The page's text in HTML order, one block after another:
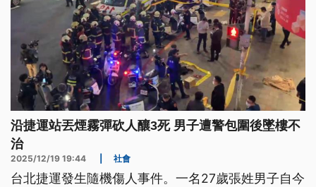
沿捷運站丟煙霧彈砍人釀3死 男子遭警包圍後墜樓不
治
2025/12/19 19:44 社會
台北捷運發生隨機傷人事件。一名27歲張姓男子自今